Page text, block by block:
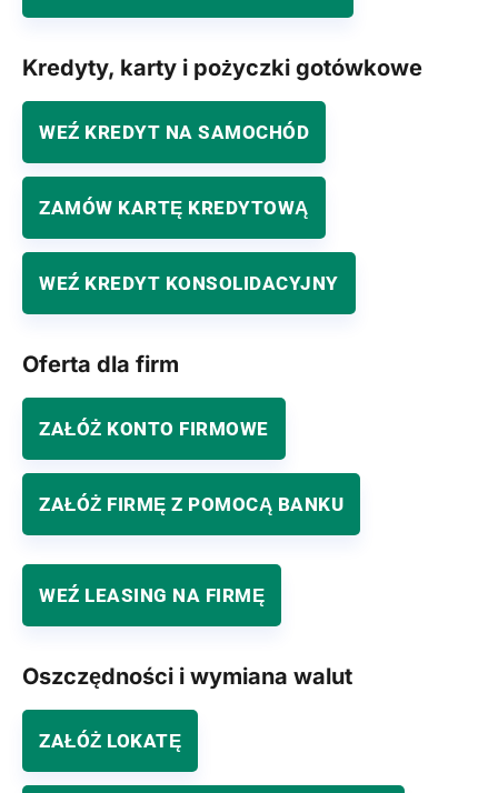
Kredyty, karty i pożyczki gotówkowe
WEŹ KREDYT NA SAMOCHÓD
ZAMÓW KARTĘ KREDYTOWĄ
WEŹ KREDYT KONSOLIDACYJNY
Oferta dla firm
ZAŁÓŻ KONTO FIRMOWE
ZAŁÓŻ FIRMĘ Z POMOCĄ BANKU
WEŹ LEASING NA FIRMĘ
Oszczędności i wymiana walut
ZAŁÓŻ LOKATĘ